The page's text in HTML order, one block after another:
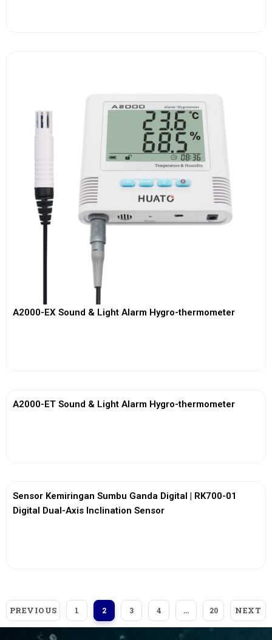
A2000-EX Sound & Light Alarm Hygro-thermometer
A2000-ET Sound & Light Alarm Hygro-thermometer
Sensor Kemiringan Sumbu Ganda Digital | RK700-01
Digital Dual-Axis Inclination Sensor
PREVIOUS 1 2 3 4 … 20 NEXT